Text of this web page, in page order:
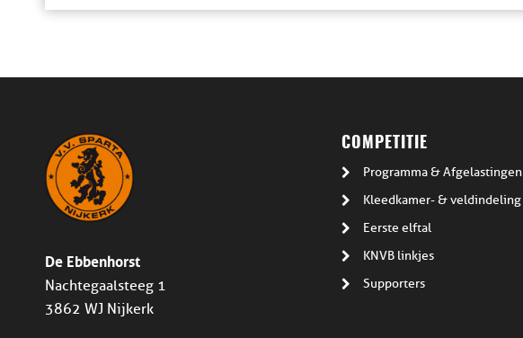
De Ebbenhorst
Nachtegaalsteeg 1
3862 WJ Nijkerk
COMPETITIE
Programma & Afgelastingen
Kleedkamer- & veldindeling
Eerste elftal
KNVB linkjes
Supporters